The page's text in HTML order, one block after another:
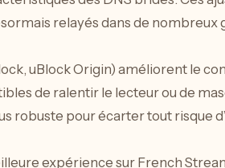
relayés dans de nombreux
uBlock Origin) améliorent le
de ralentir le lecteur ou de
robuste pour écarter tout risque
expérience sur French